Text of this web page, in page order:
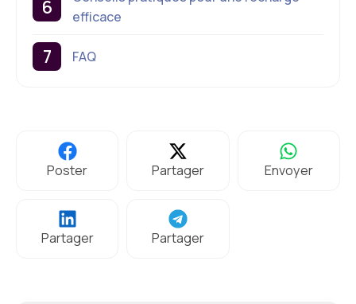
efficace
FAQ
Poster Partager Envoyer
Partager Partager